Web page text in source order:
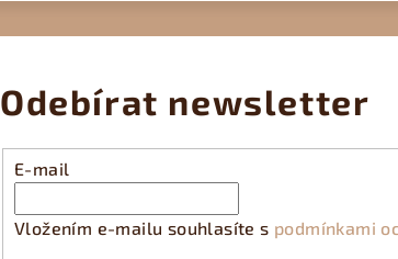
Odebírat newsletter
E-mail
Vložením e-mailu souhlasíte s podmínkami